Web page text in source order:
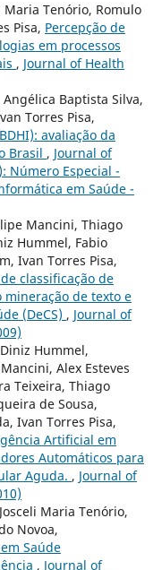
Maria Tenório, Romulo
Pisa, Percepção de
em processos
, Journal of Health
Baptista Silva,
Torres Pisa,
avaliação da
Brasil , Journal of
Número Especial -
em Saúde -
Mancini, Thiago
Hummel, Fabio
Ivan Torres Pisa,
classificação de
mineração de texto e
(DeCS) , Journal of
Hummel,
Alex Esteves
Teixeira, Thiago
de Sousa,
Ivan Torres Pisa,
Artificial em
Automáticos para
Aguda. , Journal of
Maria Tenório,
Novoa,
Saúde
, Journal of